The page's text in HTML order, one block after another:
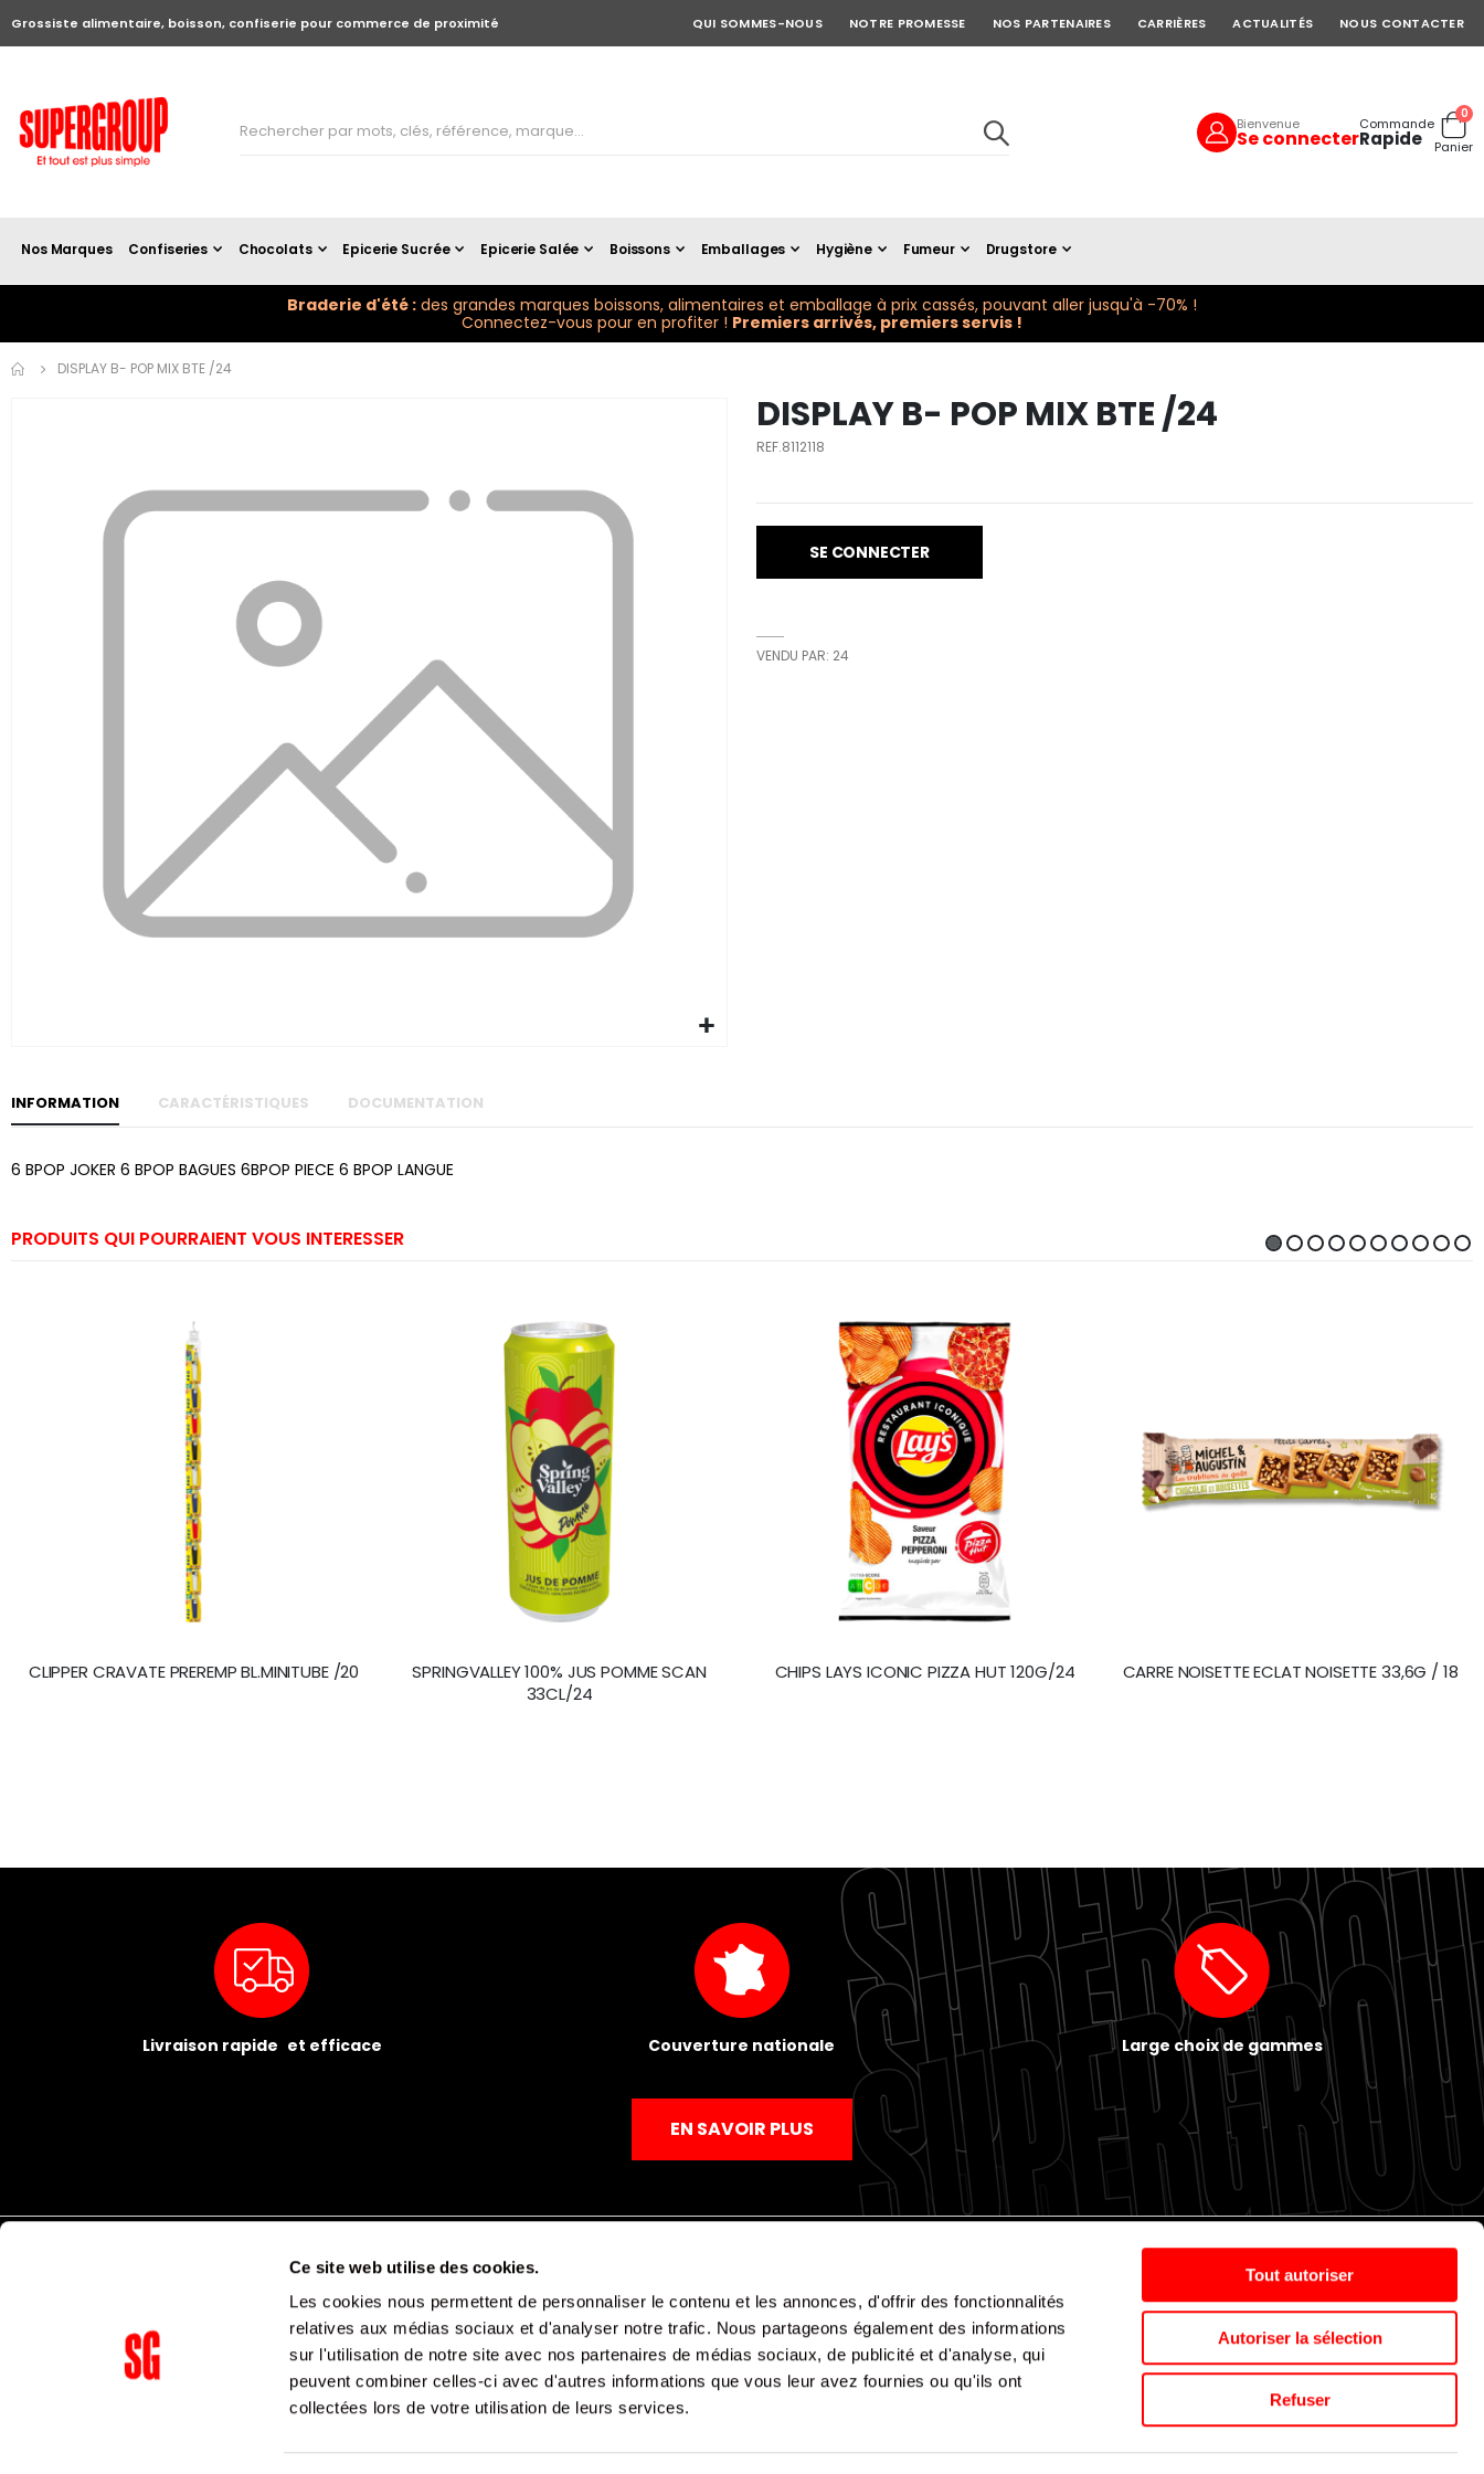
Ce site web utilise des cookies.
Les cookies nous permettent de personnaliser le contenu et les annonces, d'offrir des fonctionnalités
relatives aux médias sociaux et d'analyser notre trafic. Nous partageons également des informations
sur l'utilisation de notre site avec nos partenaires de médias sociaux, de publicité et d'analyse, qui
peuvent combiner celles-ci avec d'autres informations que vous leur avez fournies ou qu'ils ont
collectées lors de votre utilisation de leurs services.
Tout autoriser
Autoriser la sélection
Refuser
Grossiste alimentaire, boisson, confiserie pour commerce de proximité QUI SOMMES-NOUS NOTRE PROMESSE NOS PARTENAIRES CARRIÈRES ACTUALITÉS NOUS CONTACTER
Bienvenue
Se connecter
Commande
Rapide Cart
0
Panier
Nos Marques Confiseries Chocolats Epicerie Sucrée Epicerie Salée Boissons Emballages Hygiène Fumeur Drugstore
Braderie d'été : des grandes marques boissons, alimentaires et emballage à prix cassés, pouvant aller jusqu'à -70% !
Connectez-vous pour en profiter ! Premiers arrivés, premiers servis !
DISPLAY B- POP MIX BTE /24
the
DISPLAY B- POP MIX BTE /24
REF.8112118
SE CONNECTER
VENDU PAR: 24
INFORMATION
6 BPOP JOKER 6 BPOP BAGUES 6BPOP PIECE 6 BPOP LANGUE
CARACTÉRISTIQUES DOCUMENTATION
PRODUITS QUI POURRAIENT VOUS INTERESSER
CLIPPER CRAVATE PREREMP BL.MINITUBE /20
SPRINGVALLEY 100% JUS POMME SCAN
33CL/24
CHIPS LAYS ICONIC PIZZA HUT 120G/24 CARRE NOISETTE ECLAT NOISETTE 33,6G / 18
Livraison rapide et efficace Couverture nationale Large choix de gammes
EN SAVOIR PLUS
Mentions légales Politique de confidentialité CGV Politique de cookies Nos agences Espace presse